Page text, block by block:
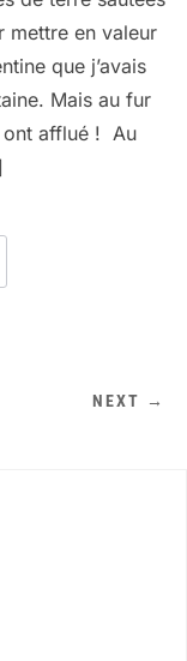
mettre en valeur
que j’avais
Mais au fur
ont afflué ! Au
NEXT →